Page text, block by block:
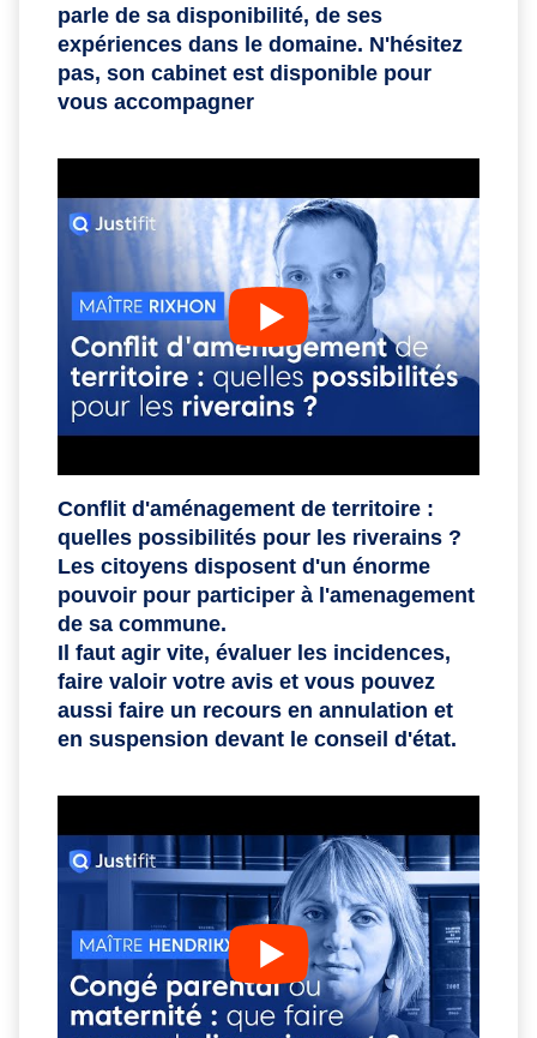
parle de sa disponibilité, de ses
expériences dans le domaine. N'hésitez
pas, son cabinet est disponible pour
vous accompagner
Conflit d'aménagement de territoire :
quelles possibilités pour les riverains ?
Les citoyens disposent d'un énorme
pouvoir pour participer à l'amenagement
de sa commune.
Il faut agir vite, évaluer les incidences,
faire valoir votre avis et vous pouvez
aussi faire un recours en annulation et
en suspension devant le conseil d'état.